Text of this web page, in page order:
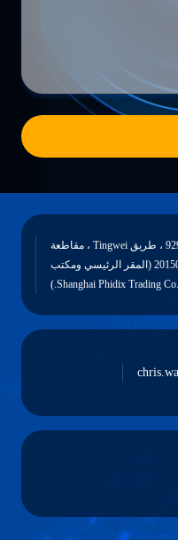
مبنى رقم 21 ، بلوك 9299 ، طريق Tingwei ، مقاطعة
جينشان ، شنغهاي 201505 (المقر الرئيسي ومكتب